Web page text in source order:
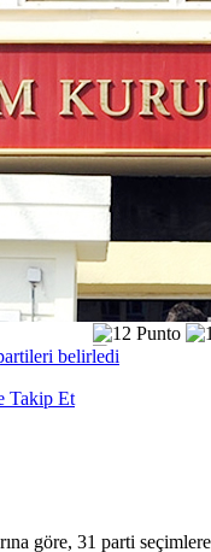
belirledi
göre, 31 parti